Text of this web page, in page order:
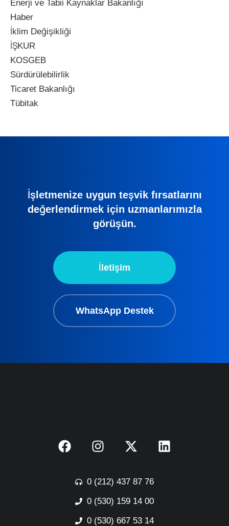
Enerji ve Tabii Kaynaklar Bakanlığı
Haber
İklim Değişikliği
İŞKUR
KOSGEB
Sürdürülebilirlik
Ticaret Bakanlığı
Tübitak
İşletmenize uygun teşvik fırsatlarını
değerlendirmek için uzmanlarımızla
görüşün.
İletişim
WhatsApp Destek
0 (212) 437 87 76
0 (530) 159 14 00
0 (530) 667 53 14